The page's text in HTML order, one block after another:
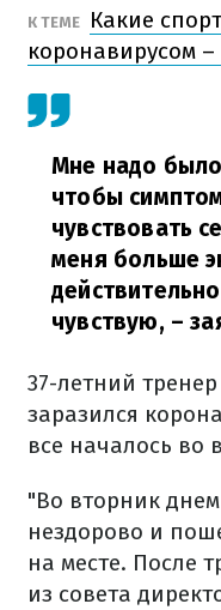
К ТЕМЕ
Какие
коронавирусом –
Мне надо
чтобы
чувствовать
меня больше
чувствую, –
37-летний
заразился
все началось во
"Во вторник
нездорово и
на месте. После
из совета